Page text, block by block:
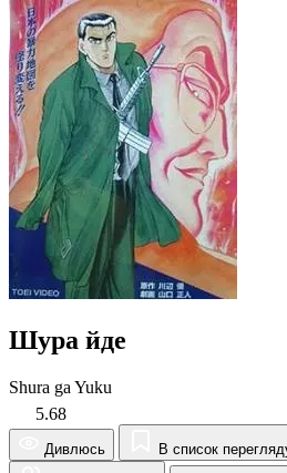
Шура йде
Shura ga Yuku
5.68
Дивлюсь В список